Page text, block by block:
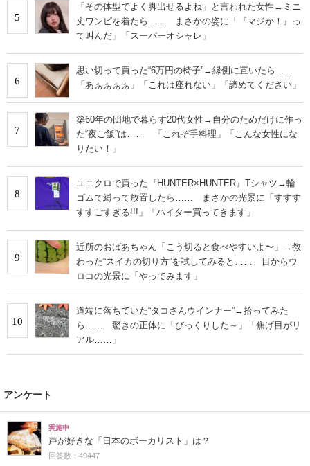
5
「その体型でよく脚出せるよね」と言われた女性→ミニ
丈ワンピを着たら…… まさかの姿に「『マジか！』っ
て叫んだ」「スーパーオシャレ」
6
思い切って買った“6万円の椅子”→縁側に置いたら……
「あぁぁぁぁ」「これは座れない」「諦めてください」
7
築60年の団地で暮らす20代女性→自分のためだけに作っ
た“夜ご飯”は…… 「これぞ手料理」「こんな女性にな
りたい！」
8
ユニクロで買った『HUNTER×HUNTER』Tシャツ→輪
ゴムで縛って放置したら…… まさかの光景に「すすす
すすごすぎる!!!」「ハイター買ってきます」
9
近所のおばあちゃん「こう切ると食べやすいよ〜」→教
わった“スイカの切り方”を試してみると…… 目からウ
ロコの光景に「やってみます」
10
道端に落ちていた“タコさんウインナー”→拾ってみた
ら…… 驚きの正体に「びっくりした～」「焦げ目がリ
アル……」
アンケート
実施中
声が好きな「日本のボーカリスト」は？
回答数：49447